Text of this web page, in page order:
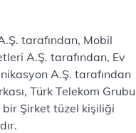
tarafından, Mobil
A.Ş. tarafından, Ev
A.Ş. tarafından
Türk Telekom Grubu
bir Şirket tüzel kişiliği